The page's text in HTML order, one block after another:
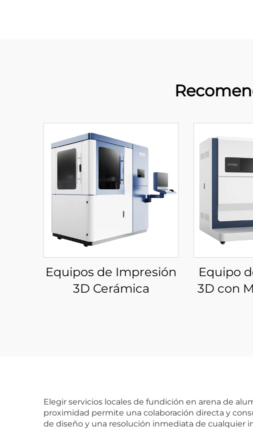
Equipos de Impresión
3D Cerámica
Equipo
3D con
Elegir servicios locales de fundición en arena de
proximidad permite una colaboración directa y
de diseño y una resolución inmediata de cualquier